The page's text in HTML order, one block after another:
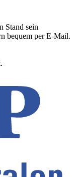
Stand sein
bequem per E-Mail.